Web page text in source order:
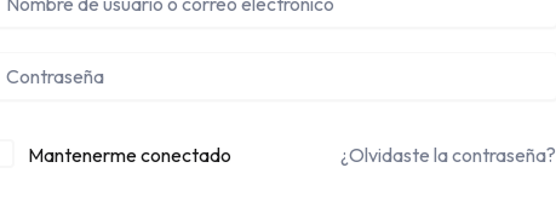
Mantenerme conectado ¿Olvidaste la contraseña?